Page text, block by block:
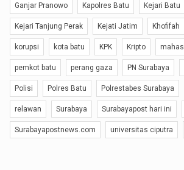
Ganjar Pranowo Kapolres Batu Kejari Batu
Kejari Tanjung Perak Kejati Jatim Khofifah
korupsi kota batu KPK Kripto
pemkot batu perang gaza PN Surabaya
Polisi Polres Batu Polrestabes Surabaya
relawan Surabaya Surabayapost hari ini
Surabayapostnews.com universitas ciputra